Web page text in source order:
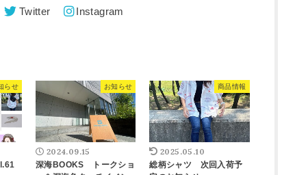
Twitter Instagram
らせ お知らせ
2024.09.15
深海BOOKS トークショ
商品情報
2025.05.10
総柄シャツ 次回入荷予